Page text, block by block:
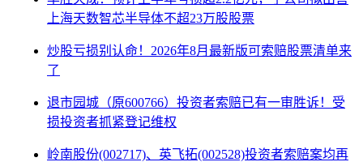
上海天数智芯半导体不超23万股股票
炒股亏损别认命！2026年8月最新版可索赔股票清单来
了
退市园城（原600766）投资者索赔已有一审胜诉！受
损投资者抓紧登记维权
岭南股份(002717)、英飞拓(002528)投资者索赔案均再